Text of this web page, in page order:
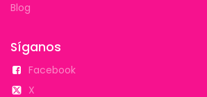
Blog
Síganos
Facebook
X